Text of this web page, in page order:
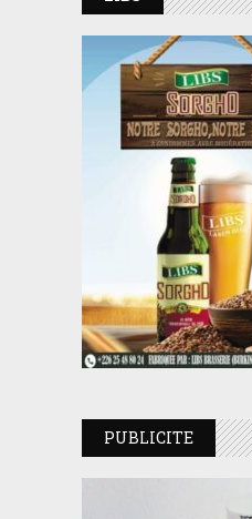
PUBLICITE